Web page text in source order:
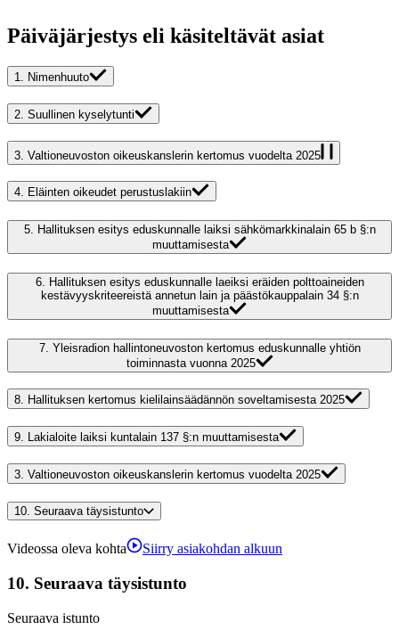
Päiväjärjestys eli käsiteltävät asiat
1. Nimenhuuto
2. Suullinen kyselytunti
3. Valtioneuvoston oikeuskanslerin kertomus vuodelta 2025
4. Eläinten oikeudet perustuslakiin
5. Hallituksen esitys eduskunnalle laiksi sähkömarkkinalain 65 b §:n
muuttamisesta
6.
Hallituksen esitys eduskunnalle laeiksi eräiden polttoaineiden
kestävyyskriteereistä annetun lain ja päästökauppalain 34 §:n
muuttamisesta
7. Yleisradion hallintoneuvoston kertomus eduskunnalle yhtiön
toiminnasta vuonna 2025
8. Hallituksen kertomus kielilainsäädännön soveltamisesta 2025
9. Lakialoite laiksi kuntalain 137 §:n muuttamisesta
3. Valtioneuvoston oikeuskanslerin kertomus vuodelta 2025
10. Seuraava täysistunto
Videossa oleva kohta Siirry asiakohdan alkuun
10. Seuraava täysistunto
Seuraava istunto